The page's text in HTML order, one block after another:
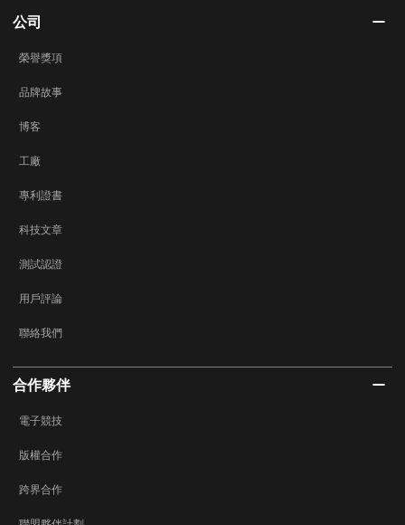
公司
榮譽獎項
品牌故事
博客
工廠
專利證書
科技文章
測試認證
用戶評論
聯絡我們
合作夥伴
電子競技
版權合作
跨界合作